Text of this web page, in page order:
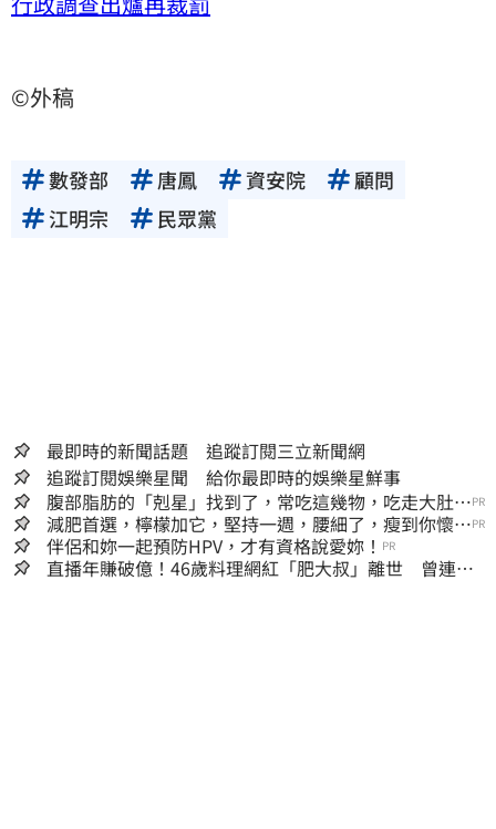
©外稿
數發部 唐鳳 資安院
顧問
江明宗
民眾黨
最即時的新聞話題 追蹤訂閱三立新聞網
追蹤訂閱娛樂星聞 給你最即時的娛樂星鮮事
腹部脂肪的「剋星」找到了，常吃這幾物，吃走大肚
囊，瘦出小蠻腰
PR
減肥首選，檸檬加它，堅持一週，腰細了，瘦到你懷疑
人生
PR
伴侶和妳一起預防HPV，才有資格說愛妳！ PR
直播年賺破億！46歲料理網紅「肥大叔」離世 曾連播